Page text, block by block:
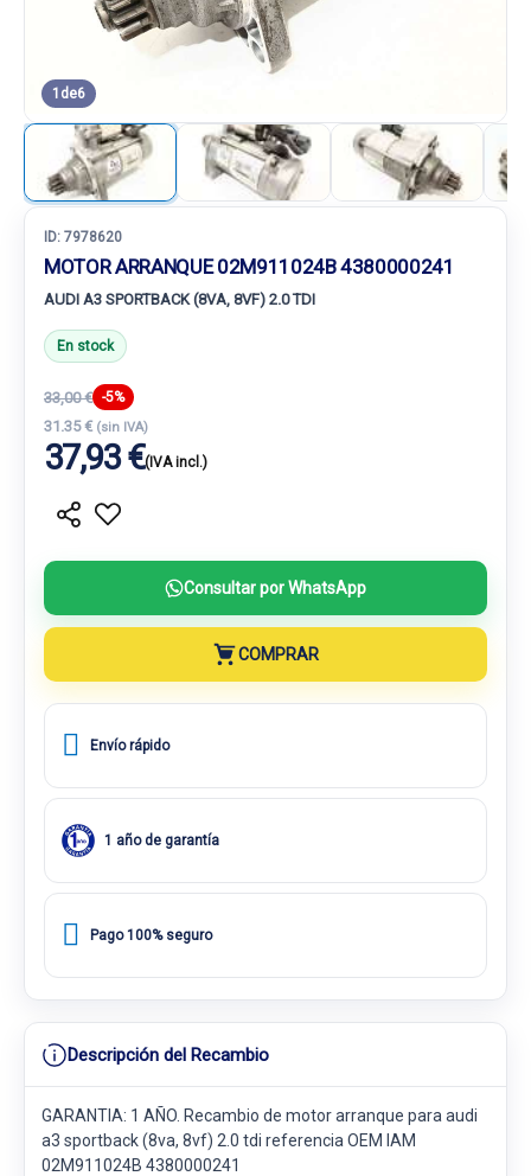
1 de6
ID: 7978620
MOTOR ARRANQUE 02M911024B 4380000241
AUDI A3 SPORTBACK (8VA, 8VF) 2.0 TDI
En stock
33,00 € -5%
31.35 € (sin IVA)
37,93 €(IVA incl.)
Consultar por WhatsApp
COMPRAR
Envío rápido
1 año de garantía
Pago 100% seguro
Descripción del Recambio
GARANTIA: 1 AÑO. Recambio de motor arranque para audi
a3 sportback (8va, 8vf) 2.0 tdi referencia OEM IAM
02M911024B 4380000241